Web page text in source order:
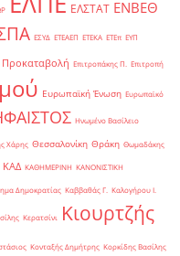
ΕΛΣΤΑΤ ΕΝΒΕΘ
ΕΣΥΔ ΕΤΕΑΕΠ ΕΤΕΚΑ ΕΤΕπ ΕΥΠ
Προκαταβολή Επιτροπάκης Π. Επιτροπή
Ευρωπαϊκή Ένωση Ευρωπαϊκό
Ηνωμένο Βασίλειο
Χάρης Θεσσαλονίκη Θράκη Θωμαδάκης
ΚΑΔ ΚΑΘΗΜΕΡΙΝΗ ΚΑΝΟΝΙΣΤΙΚΗ
Δημοκρατίας Καββαθάς Γ. Καλογήρου Ι.
Κερατσίνι
Κιουρτζής
Κονταξής Δημήτρης Κορκίδης Βασίλης